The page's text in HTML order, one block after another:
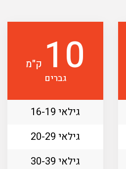
10 ק"מ
גברים
גילאי 16-19
גילאי 20-29
גילאי 30-39